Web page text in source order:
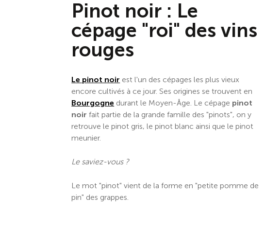
Pinot noir : Le
cépage "roi" des vins
rouges
Le pinot noir est l'un des cépages les plus vieux
encore cultivés à ce jour. Ses origines se trouvent en
Bourgogne durant le Moyen-Âge. Le cépage pinot
noir fait partie de la grande famille des "pinots", on y
retrouve le pinot gris, le pinot blanc ainsi que le pinot
meunier.
Le saviez-vous ?
Le mot "pinot" vient de la forme en "petite pomme de
pin" des grappes.